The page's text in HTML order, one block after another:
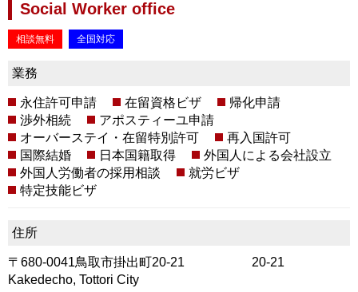
Social Worker office
相談無料 全国対応
業務
永住許可申請 在留資格ビザ
帰化申請
渉外相続
アポスティーユ申請
オーバーステイ・在留特別許可
再入国許可
国際結婚
日本国籍取得
外国人による会社設立
外国人労働者の採用相談
就労ビザ
特定技能ビザ
住所
〒680-0041鳥取市掛出町20-21 20-21
Kakedecho, Tottori City